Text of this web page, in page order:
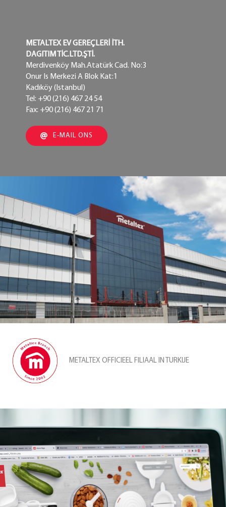
METALTEX EV GEREÇLERİ İTH.
DAGITIM TİC.LTD.ŞTİ.
Merdivenköy Mah.Atatürk Cad. No:3
Onur Is Merkezi A Blok Kat:1
Kadıköy (Istanbul)
Tel: +90 (216) 467 24 54
Fax: +90 (216) 467 21 71
E-MAIL ONS
METALTEX OFFICIEEL FILIAAL IN TURKIJE